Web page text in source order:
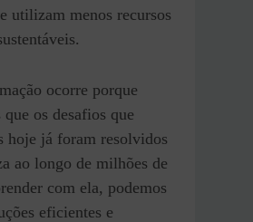
utilizam menos recursos
ocorre porque
que os desafios que
hoje já foram resolvidos
ao longo de milhões de
com ela, podemos
eficientes e